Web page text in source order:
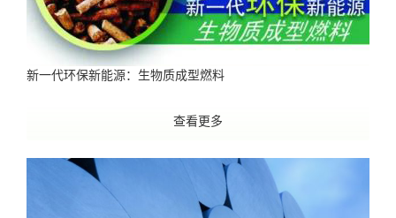
新一代环保新能源：生物质成型燃料
查看更多